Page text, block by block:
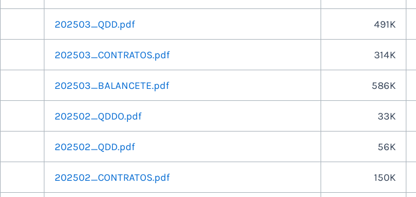
202503_QDD.pdf 491K
202503_CONTRATOS.pdf 314K
202503_BALANCETE.pdf 586K
202502_QDDO.pdf 33K
202502_QDD.pdf 56K
202502_CONTRATOS.pdf 150K